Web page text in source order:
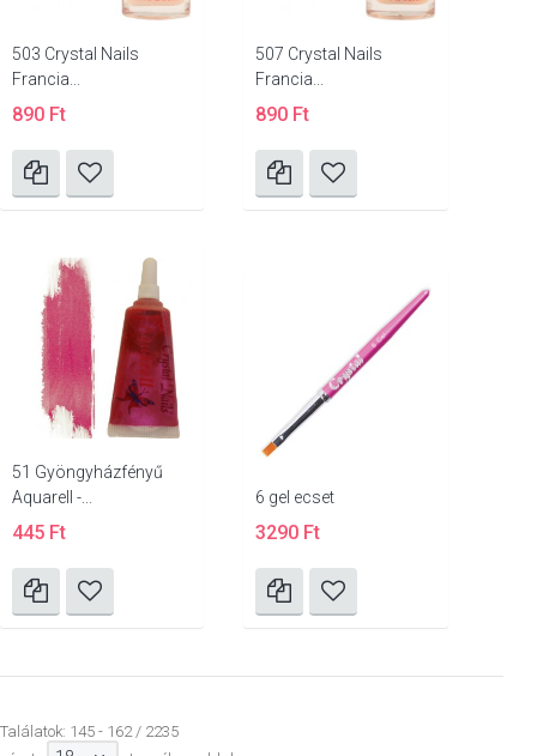
503 Crystal Nails
Francia...
890 Ft
507 Crystal Nails
Francia...
890 Ft
51 Gyöngyházfényű
Aquarell -...
445 Ft
6 gel ecset
3290 Ft
Találatok: 145 - 162 / 2235